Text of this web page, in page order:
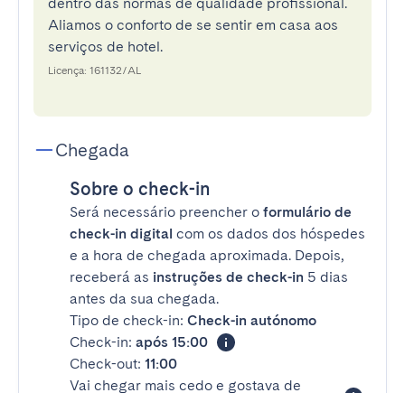
Aliamos o conforto de se sentir em casa aos
serviços de hotel.
Licença: 161132/AL
Chegada
Sobre o check-in
Será necessário preencher o formulário de
check-in digital com os dados dos hóspedes
e a hora de chegada aproximada. Depois,
receberá as instruções de check-in 5 dias
antes da sua chegada.
Tipo de check-in: Check-in autónomo
Check-in: após 15:00
Check-out: 11:00
Vai chegar mais cedo e gostava de